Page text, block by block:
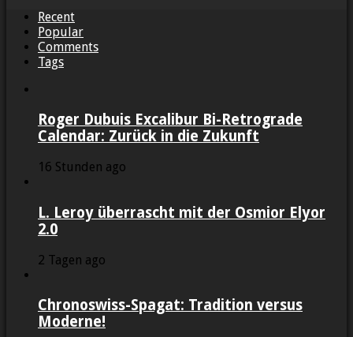
Recent
Popular
Comments
Tags
Roger Dubuis Excalibur Bi-Retrograde
Calendar: Zurück in die Zukunft
16 Stunden ago
L. Leroy überrascht mit der Osmior Elyor
2.0
2 Tagen ago
Chronoswiss-Spagat: Tradition versus
Moderne!